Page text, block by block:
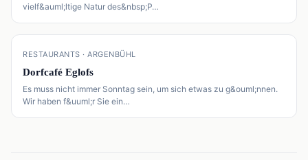
vielf&auml;ltige Natur des&nbsp;P…
📍
RESTAURANTS · ARGENBÜHL
Dorfcafé Eglofs
Es muss nicht immer Sonntag sein, um sich etwas zu g&ouml;nnen.
Wir haben f&uuml;r Sie ein…